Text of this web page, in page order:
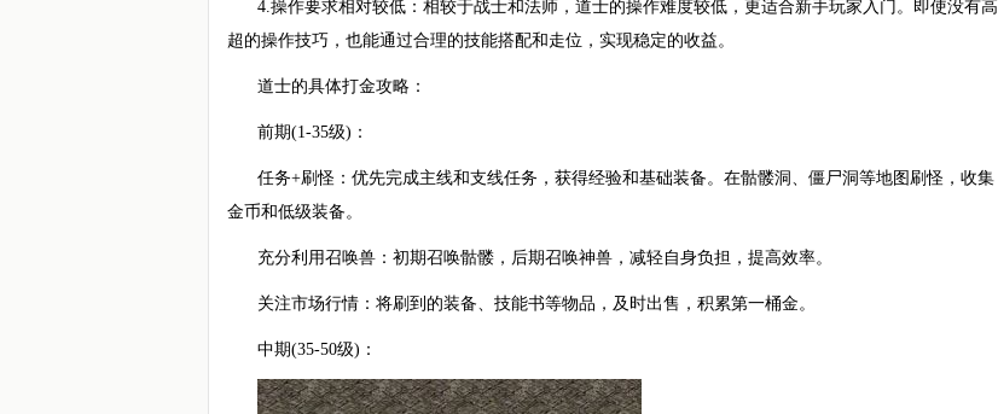
4.操作要求相对较低：相较于战士和法师，道士的操作难度较低，更适合新手玩家入门。即使没有高
超的操作技巧，也能通过合理的技能搭配和走位，实现稳定的收益。
道士的具体打金攻略：
前期(1-35级)：
任务+刷怪：优先完成主线和支线任务，获得经验和基础装备。在骷髅洞、僵尸洞等地图刷怪，收集
金币和低级装备。
充分利用召唤兽：初期召唤骷髅，后期召唤神兽，减轻自身负担，提高效率。
关注市场行情：将刷到的装备、技能书等物品，及时出售，积累第一桶金。
中期(35-50级)：